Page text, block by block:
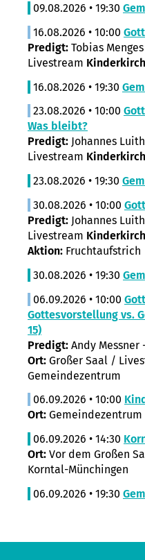
09.08.2026 • 19:30
16.08.2026 • 10:00
Predigt: Tobias Menges
Livestream
16.08.2026 • 19:30
23.08.2026 • 10:00
Was bleibt?
Predigt: Johannes
Livestream
23.08.2026 • 19:30
30.08.2026 • 10:00
Predigt: Johannes
Livestream
Aktion: Fruchtaufstrich
30.08.2026 • 19:30
06.09.2026 • 10:00
Gottesvorstellung vs.
15)
Predigt: Andy
Ort: Großer Saal /
Gemeindezentrum
06.09.2026 • 10:00
Ort: Gemeindezentrum
06.09.2026 • 14:30
Ort: Vor dem Großen
Korntal-Münchingen
06.09.2026 • 19:30